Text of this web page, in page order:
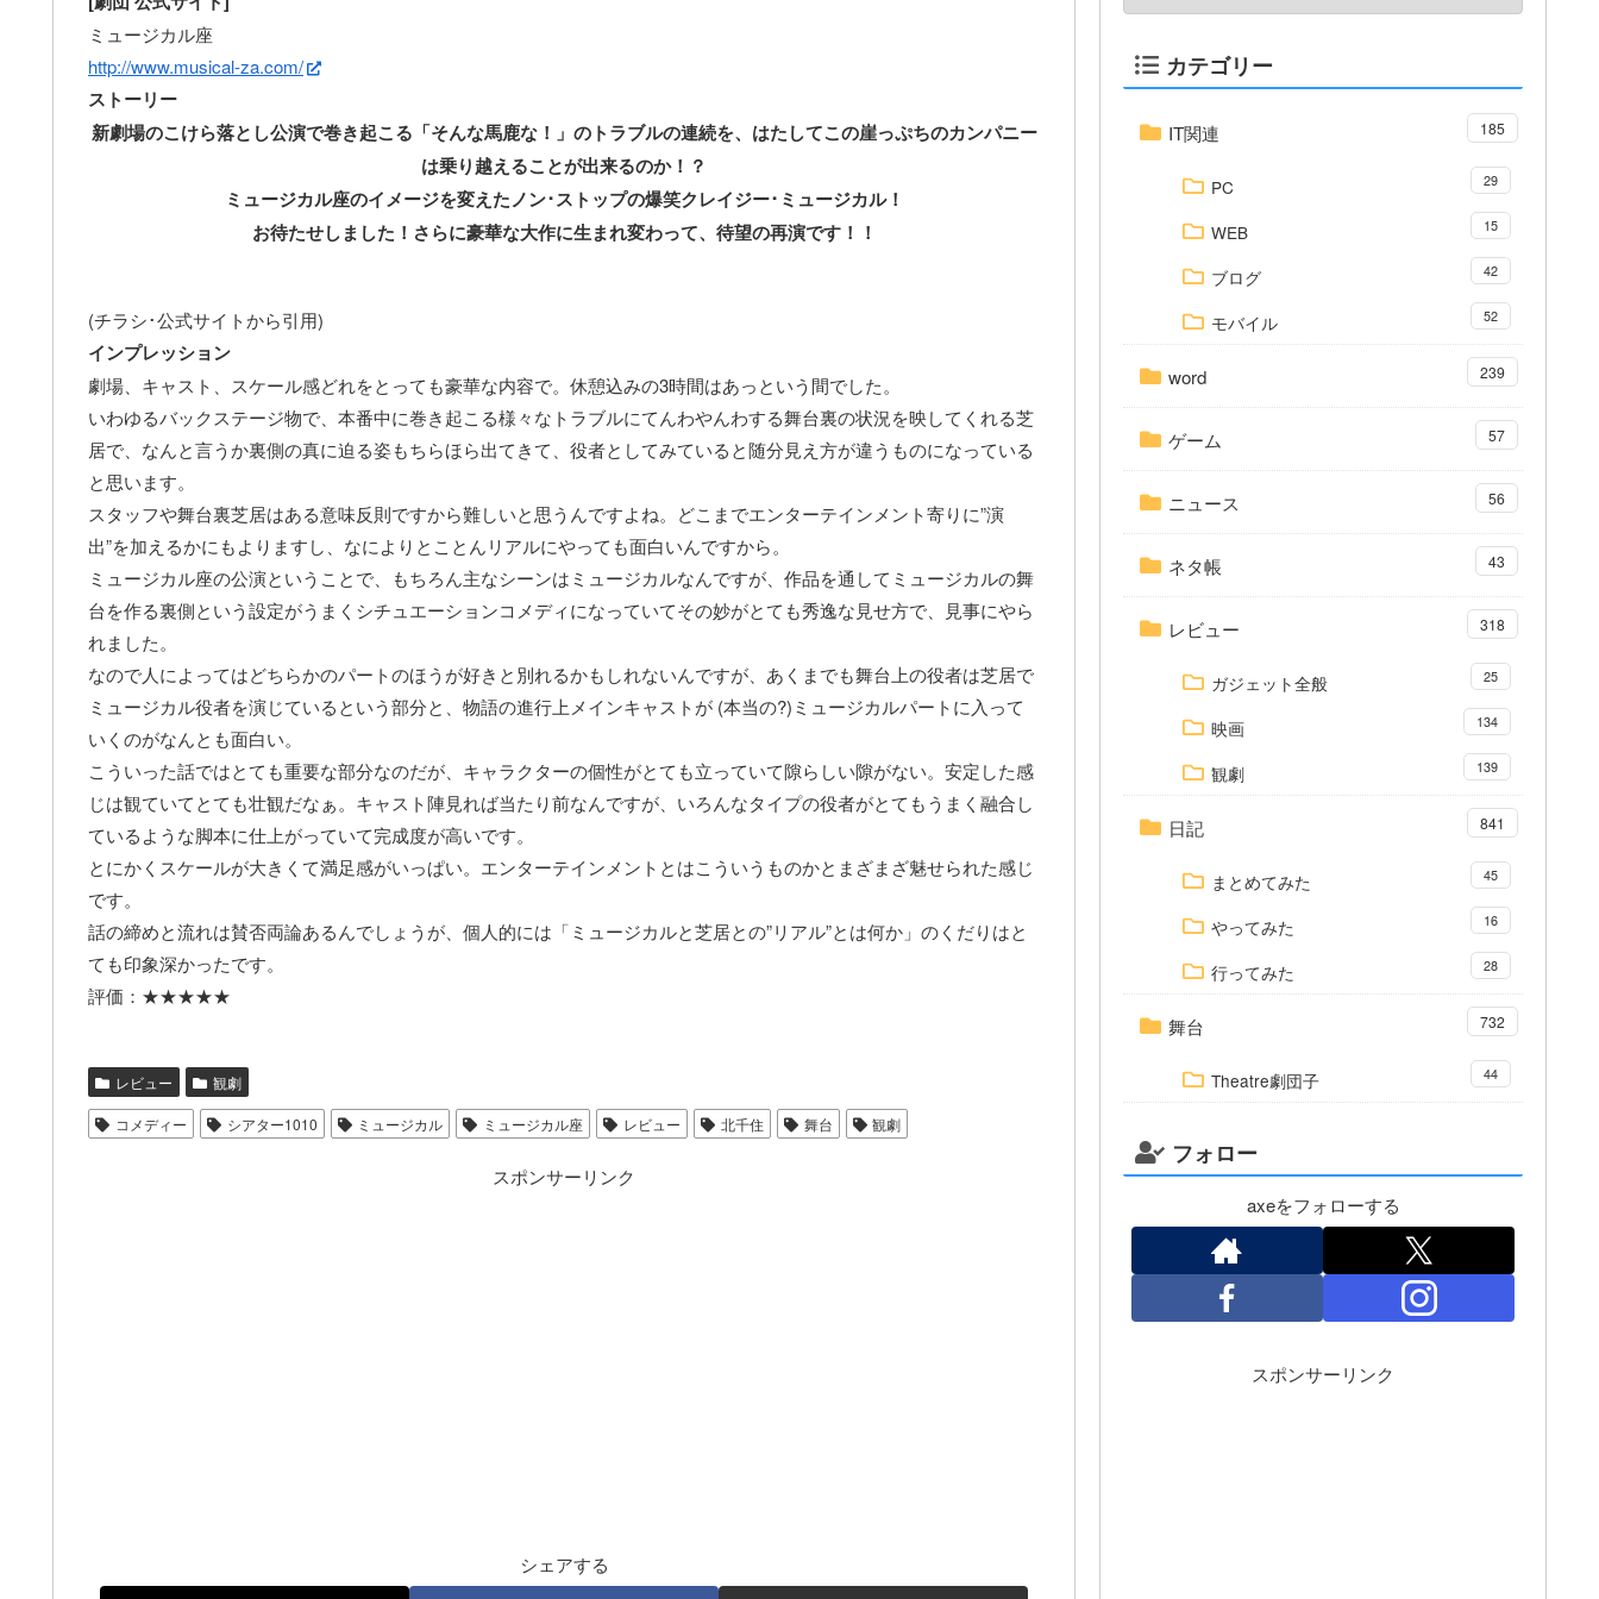
ミュージカル座
http://www.musical-za.com/
ストーリー
新劇場のこけら落とし公演で巻き起こる「そんな馬鹿な！」のトラブルの連続を、はたしてこの崖っぷちのカンパニー
は乗り越えることが出来るのか！？
ミュージカル座のイメージを変えたノン･ストップの爆笑クレイジー･ミュージカル！
お待たせしました！さらに豪華な大作に生まれ変わって、待望の再演です！！
(チラシ･公式サイトから引用)
インプレッション
劇場、キャスト、スケール感どれをとっても豪華な内容で。休憩込みの3時間はあっという間でした。
いわゆるバックステージ物で、本番中に巻き起こる様々なトラブルにてんわやんわする舞台裏の状況を映してくれる芝
居で、なんと言うか裏側の真に迫る姿もちらほら出てきて、役者としてみていると随分見え方が違うものになっている
と思います。
スタッフや舞台裏芝居はある意味反則ですから難しいと思うんですよね。どこまでエンターテインメント寄りに”演
出”を加えるかにもよりますし、なによりとことんリアルにやっても面白いんですから。
ミュージカル座の公演ということで、もちろん主なシーンはミュージカルなんですが、作品を通してミュージカルの舞
台を作る裏側という設定がうまくシチュエーションコメディになっていてその妙がとても秀逸な見せ方で、見事にやら
れました。
なので人によってはどちらかのパートのほうが好きと別れるかもしれないんですが、あくまでも舞台上の役者は芝居で
ミュージカル役者を演じているという部分と、物語の進行上メインキャストが (本当の?)ミュージカルパートに入って
いくのがなんとも面白い。
こういった話ではとても重要な部分なのだが、キャラクターの個性がとても立っていて隙らしい隙がない。安定した感
じは観ていてとても壮観だなぁ。キャスト陣見れば当たり前なんですが、いろんなタイプの役者がとてもうまく融合し
ているような脚本に仕上がっていて完成度が高いです。
とにかくスケールが大きくて満足感がいっぱい。エンターテインメントとはこういうものかとまざまざ魅せられた感じ
です。
話の締めと流れは賛否両論あるんでしょうが、個人的には「ミュージカルと芝居との”リアル”とは何か」のくだりはと
ても印象深かったです。
評価：★★★★★
レビュー 観劇
コメディー シアター1010 ミュージカル ミュージカル座 レビュー 北千住 舞台 観劇
スポンサーリンク
シェアする
カテゴリー
IT関連 185
PC 29
WEB 15
ブログ 42
モバイル 52
word 239
ゲーム 57
ニュース 56
ネタ帳 43
レビュー 318
ガジェット全般 25
映画 134
観劇 139
日記 841
まとめてみた 45
やってみた 16
行ってみた 28
舞台 732
Theatre劇団子 44
フォロー
axeをフォローする
スポンサーリンク